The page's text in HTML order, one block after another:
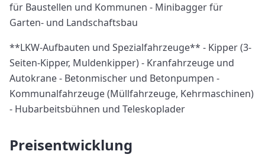
für Baustellen und Kommunen - Minibagger für
Garten- und Landschaftsbau
**LKW-Aufbauten und Spezialfahrzeuge** - Kipper (3-
Seiten-Kipper, Muldenkipper) - Kranfahrzeuge und
Autokrane - Betonmischer und Betonpumpen -
Kommunalfahrzeuge (Müllfahrzeuge, Kehrmaschinen)
- Hubarbeitsbühnen und Teleskoplader
Preisentwicklung